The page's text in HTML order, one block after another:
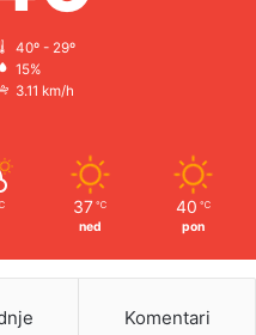
40º - 29º
15%
3.11 km/h
37 ℃
ned
40 ℃
pon
Komentari